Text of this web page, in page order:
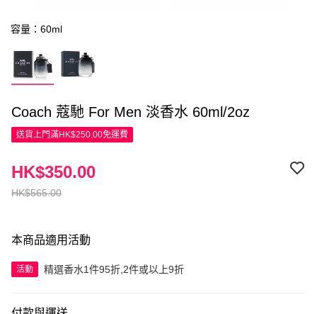
容量：60ml
Coach 蔻馳 For Men 淡香水 60ml/2oz
送貨上門滿HK$250.00免運費
HK$565.00
HK$350.00
本商品適用活動
活動 精選香水1件95折,2件或以上9折